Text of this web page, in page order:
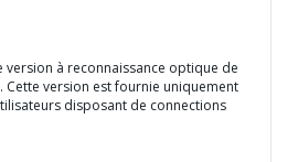
version à reconnaissance optique de
Cette version est fournie uniquement
disposant de connections